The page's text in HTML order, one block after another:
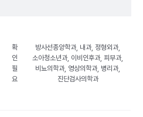
확
인
필
요
방사선종양학과, 내과, 정형외과,
소아청소년과, 이비인후과, 피부과,
비뇨의학과, 영상의학과, 병리과,
진단검사의학과